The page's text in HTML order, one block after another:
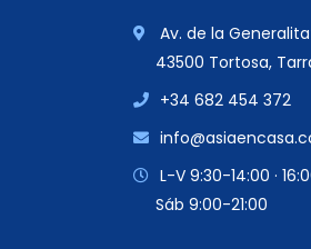
Av. de la
43500 Tortosa,
+34 682 454 372
L-V 9:30-14:00 ·
Sáb 9:00-21:00